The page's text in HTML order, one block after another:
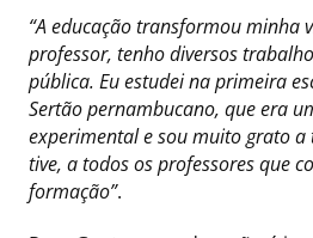
“A educação transformou minha
professor, tenho diversos
pública. Eu estudei na primeira
Sertão pernambucano, que era
experimental e sou muito grato a
tive, a todos os professores que
formação”.